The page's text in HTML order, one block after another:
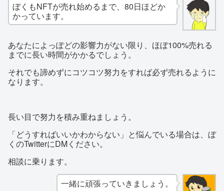
ぼくもNFTが売れ始めるまで、80日ほどか
かっています。
あなたによっぽどの影響力がない限り、ほぼ100%売れる
までに長い時間がかかるでしょう。
それでも諦めずにコツコツ努力をすれば必ず売れるように
なります。
長い目で努力を積み重ねましょう。
「どうすればいいかわからない」と悩んでいる場合は、ぼ
くのTwitterにDMください。
相談に乗ります。
一緒に頑張っていきましょう。